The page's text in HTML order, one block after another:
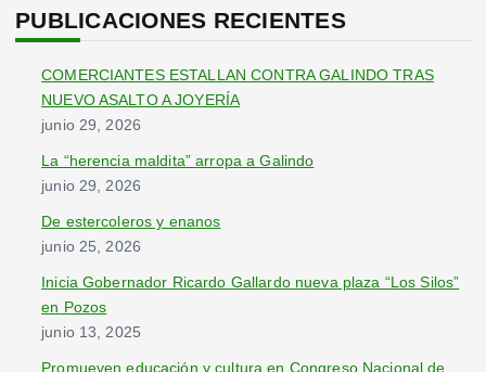
c
a
PUBLICACIONES RECIENTES
COMERCIANTES ESTALLAN CONTRA GALINDO TRAS
NUEVO ASALTO A JOYERÍA
junio 29, 2026
La “herencia maldita” arropa a Galindo
junio 29, 2026
De estercoleros y enanos
junio 25, 2026
Inicia Gobernador Ricardo Gallardo nueva plaza “Los Silos”
en Pozos
junio 13, 2025
Promueven educación y cultura en Congreso Nacional de